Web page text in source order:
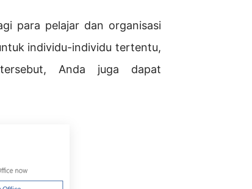
para pelajar dan organisasi
individu-individu tertentu,
Anda juga dapat